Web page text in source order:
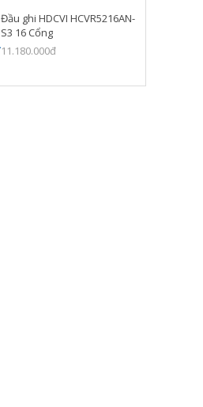
Đầu ghi HDCVI HCVR5216AN-
S3 16 Cổng
11.180.000đ